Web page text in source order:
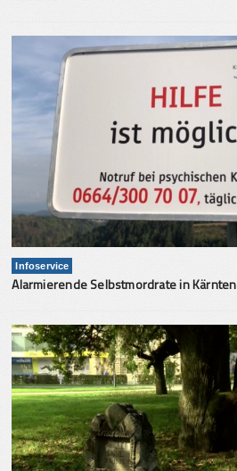
Infoservice
Alarmierende Selbstmordrate in Kärnten